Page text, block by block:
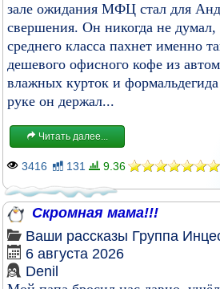
зале ожидания МФЦ стал для
свершения. Он никогда не думал,
среднего класса пахнет именно
дешевого офисного кофе из
влажных курток и
руке он держал...
Читать далее...
3416 131 9.36
Скромная мама!!!
Ваши рассказы Группа
6 августа 2026
Denil